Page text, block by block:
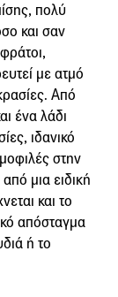
πολύ
και σαν
με ατμό
Από
ένα λάδι
ιδανικό
στην
μια ειδική
και το
απόσταγμα
ή το